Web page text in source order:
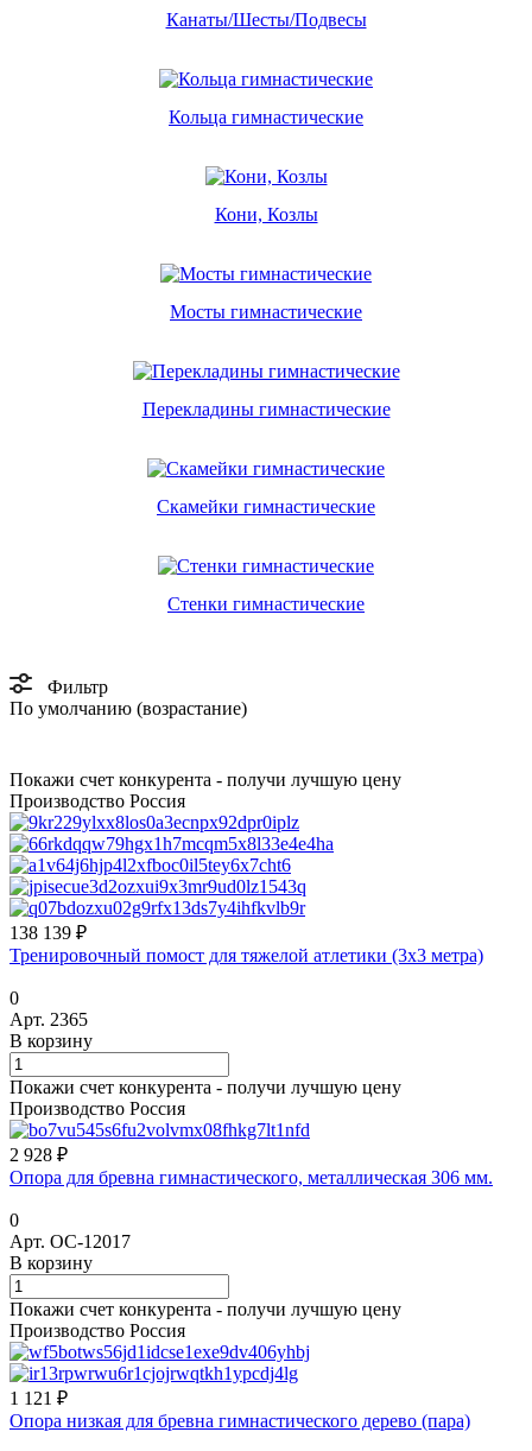
Канаты/Шесты/Подвесы
Кольца гимнастические
Кони, Козлы
Мосты гимнастические
Перекладины гимнастические
Скамейки гимнастические
Стенки гимнастические
Фильтр
По умолчанию (возрастание)
Покажи счет конкурента - получи лучшую цену
Производство Россия
138 139 ₽
Тренировочный помост для тяжелой атлетики (3х3 метра)
0
Арт. 2365
В корзину
Покажи счет конкурента - получи лучшую цену
Производство Россия
2 928 ₽
Опора для бревна гимнастического, металлическая 306 мм.
0
Арт. ОС-12017
В корзину
Покажи счет конкурента - получи лучшую цену
Производство Россия
1 121 ₽
Опора низкая для бревна гимнастического дерево (пара)